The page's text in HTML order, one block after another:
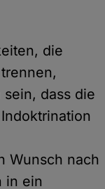
die
dass die
Wunsch nach
in ein